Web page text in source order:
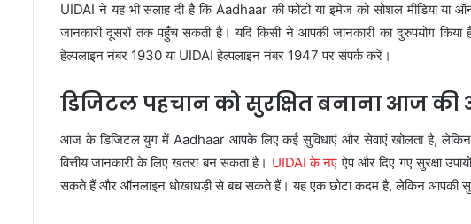
UIDAI ने यह भी सलाह दी है कि Aadhaar की फोटो या इमेज को सोशल मीडिया या
जानकारी दूसरों तक पहुँच सकती है। यदि किसी ने आपकी जानकारी का दुरुपयोग किया
हेल्पलाइन नंबर 1930 या UIDAI हेल्पलाइन नंबर 1947 पर संपर्क करें।
डिजिटल पहचान को सुरक्षित बनाना आज
आज के डिजिटल युग में Aadhaar आपके लिए कई सुविधाएं और सेवाएं खोलता है, लेकिन
वित्तीय जानकारी के लिए खतरा बन सकता है। UIDAI के नए ऐप और दिए गए सुरक्षा
सकते हैं और ऑनलाइन धोखाधड़ी से बच सकते हैं। यह एक छोटा कदम है, लेकिन आपकी